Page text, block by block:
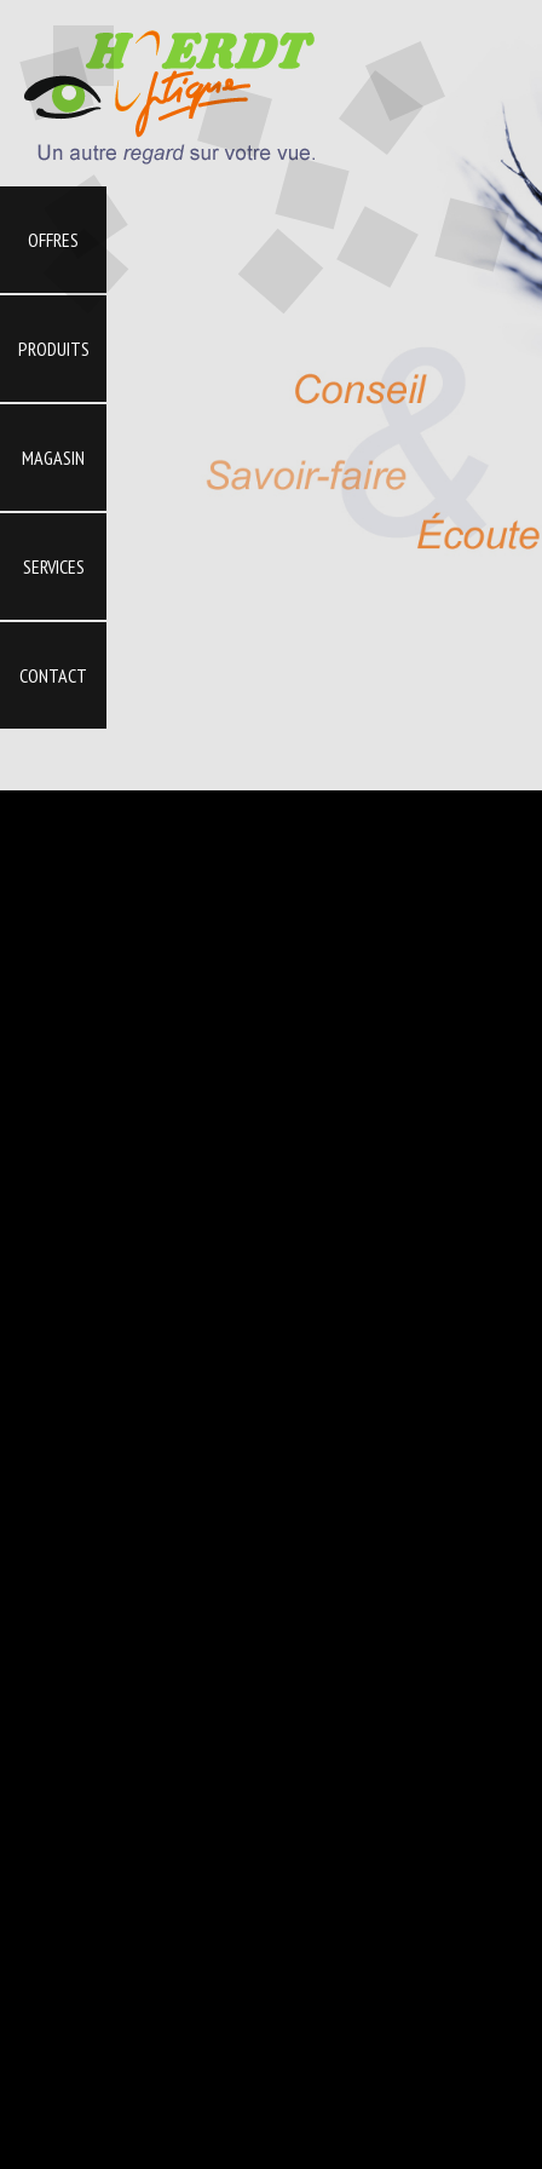
OFFRES
PRODUITS
MAGASIN
SERVICES
CONTACT